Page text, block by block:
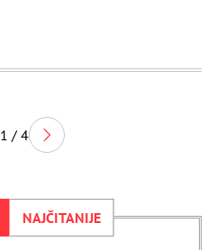
1 / 4
NAJČITANIJE